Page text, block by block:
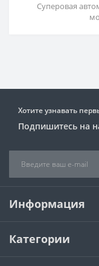
Суперовая
Хотите узнавать
Подпишитесь на
Информация
Категории